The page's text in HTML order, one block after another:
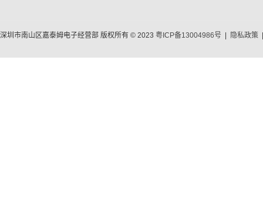
深圳市南山区嘉泰姆电子经营部 版权所有 © 2023 粤ICP备13004986号 | 隐私政策